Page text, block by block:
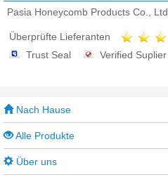
Pasia Honeycomb Products Co., Ltd
Überprüfte Lieferanten
Trust Seal
Verified Suplier
Nach Hause
Alle Produkte
Über uns